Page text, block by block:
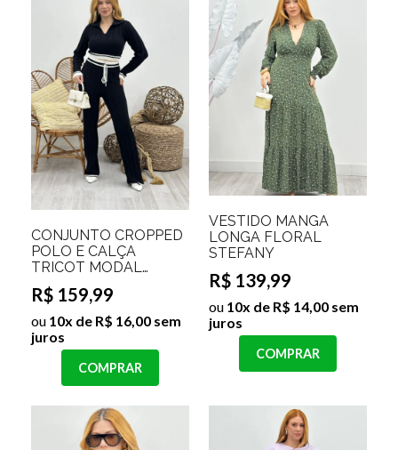
CONJUNTO CROPPED
POLO E CALÇA
TRICOT MODAL
ANTONELLE
R$ 159,99
ou 10x de R$ 16,00 sem
juros
COMPRAR
VESTIDO MANGA
LONGA FLORAL
STEFANY
R$ 139,99
ou 10x de R$ 14,00 sem
juros
COMPRAR